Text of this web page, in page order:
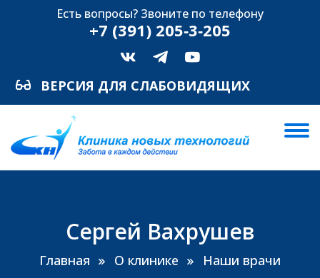
Есть вопросы? Звоните по телефону
+7 (391) 205‑3‑205
ВЕРСИЯ ДЛЯ СЛАБОВИДЯЩИХ
Сергей Вахрушев
Главная О клинике Наши врачи